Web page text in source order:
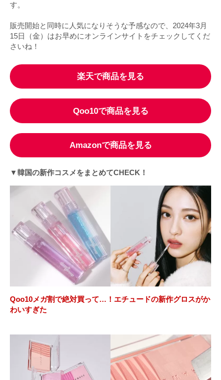
す。
販売開始と同時に人気になりそうな予感なので、2024年3月
15日（金）はお早めにオンラインサイトをチェックしてくだ
さいね！
楽天で商品を見る
Qoo10で商品を見る
Amazonで商品を見る
▼韓国の新作コスメをまとめてCHECK！
Qoo10メガ割で絶対買って…！エチュードの新作グロスがか
わいすぎた